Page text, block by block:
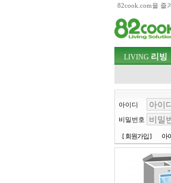
82cook.com을 즐
주메뉴 바로가
컨텐츠 바로가
검색 바로가기
로그인 바로가기
주메뉴
LIVING 리빙
아이디
비밀번호
[ 회원가입 ] 아